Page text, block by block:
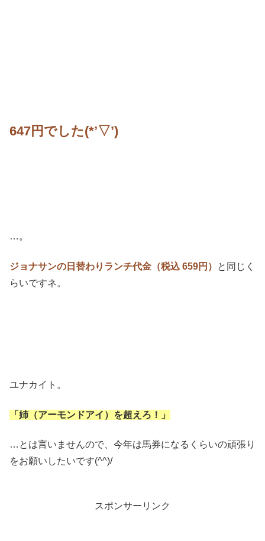
647円でした(*’▽’)
…。
ジョナサンの日替わりランチ代金 （税込 659円）
と同じく
らいですネ。
ユナカイト。
「姉（アーモンドアイ）を超えろ！」
…とは言いませんので、今年は馬券になるくらいの頑張り
をお願いしたいです(^^)/
スポンサーリンク